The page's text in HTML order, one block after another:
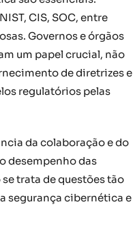
CIS, SOC, entre
Governos e órgãos
um papel crucial, não
de diretrizes e
regulatórios pelas
da colaboração e do
desempenho das
trata de questões tão
segurança cibernética e